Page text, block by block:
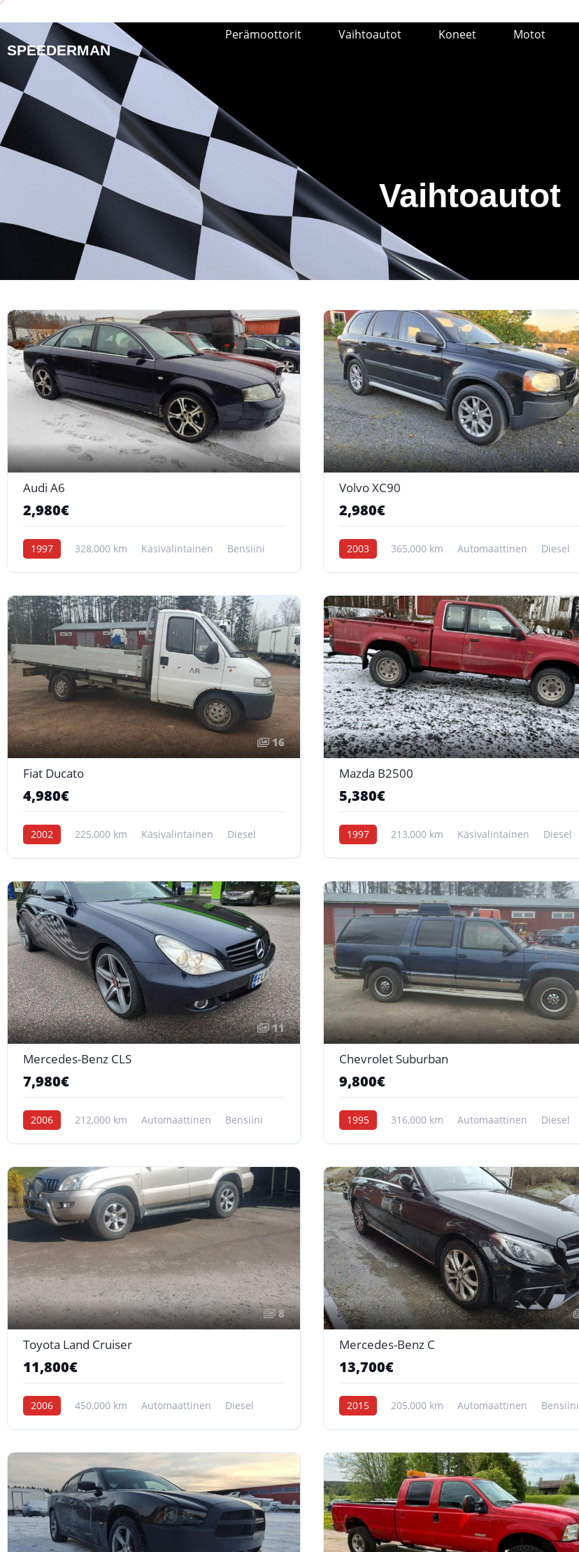
SPEEDERMAN
Perämoottorit Vaihtoautot Koneet Motot
Vaihtoautot
6
Audi A6
2,980€
1997 328,000 km Käsivalintainen Bensiini
Volvo XC90
2,980€
2003 365,000 km Automaattinen Diesel
16
Fiat Ducato
4,980€
2002 225,000 km Käsivalintainen Diesel
Mazda B2500
5,380€
1997 213,000 km Käsivalintainen Diesel
11
Mercedes-Benz CLS
7,980€
2006 212,000 km Automaattinen Bensiini
Chevrolet Suburban
9,800€
1995 316,000 km Automaattinen Diesel
8
Toyota Land Cruiser
11,800€
2006 450,000 km Automaattinen Diesel
Mercedes-Benz C
13,700€
2015 205,000 km Automaattinen Bensiini